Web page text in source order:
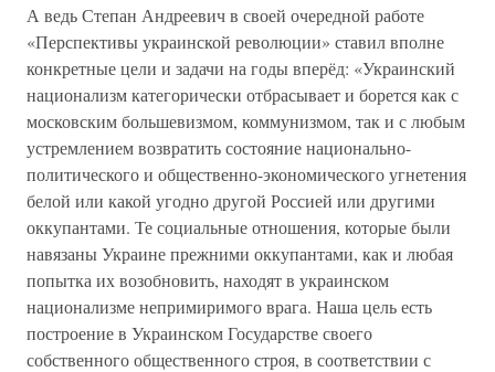
А ведь Степан Андреевич в своей очередной работе
«Перспективы украинской революции» ставил вполне
конкретные цели и задачи на годы вперёд: «Украинский
национализм категорически отбрасывает и борется как с
московским большевизмом, коммунизмом, так и с любым
устремлением возвратить состояние национально-
политического и общественно-экономического угнетения
белой или какой угодно другой Россией или другими
оккупантами. Те социальные отношения, которые были
навязаны Украине прежними оккупантами, как и любая
попытка их возобновить, находят в украинском
национализме непримиримого врага. Наша цель есть
построение в Украинском Государстве своего
собственного общественного строя, в соответствии с